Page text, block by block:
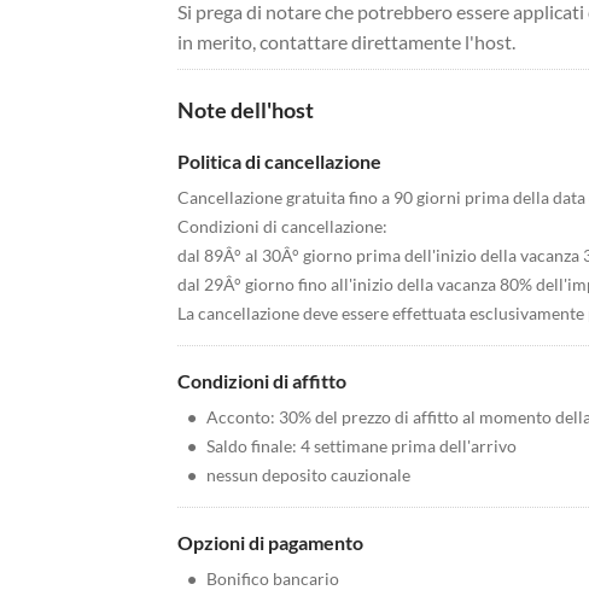
Si prega di notare che potrebbero essere
in merito, contattare direttamente l'host.
Note dell'host
Politica di cancellazione
Cancellazione gratuita fino a 90 giorni prima della
Condizioni di cancellazione:
dal 89Â° al 30Â° giorno prima dell'inizio della
dal 29Â° giorno fino all'inizio della vacanza 80%
La cancellazione deve essere effettuata
Condizioni di affitto
• Acconto: 30% del prezzo di affitto al momento
• Saldo finale: 4 settimane prima dell'arrivo
• nessun deposito cauzionale
Opzioni di pagamento
• Bonifico bancario